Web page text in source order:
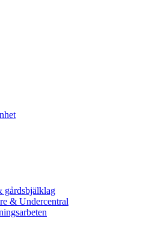
gårdsbjälklag
& Undercentral